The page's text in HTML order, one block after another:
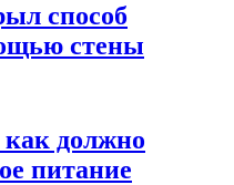
способ
стены
должно
питание